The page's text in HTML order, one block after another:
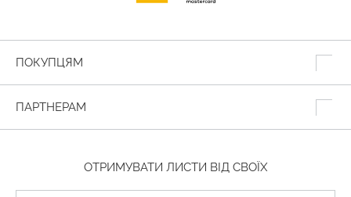
ПОКУПЦЯМ
ПАРТНЕРАМ
ОТРИМУВАТИ ЛИСТИ ВІД СВОЇХ